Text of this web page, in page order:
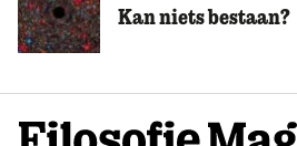
Kan niets bestaan?